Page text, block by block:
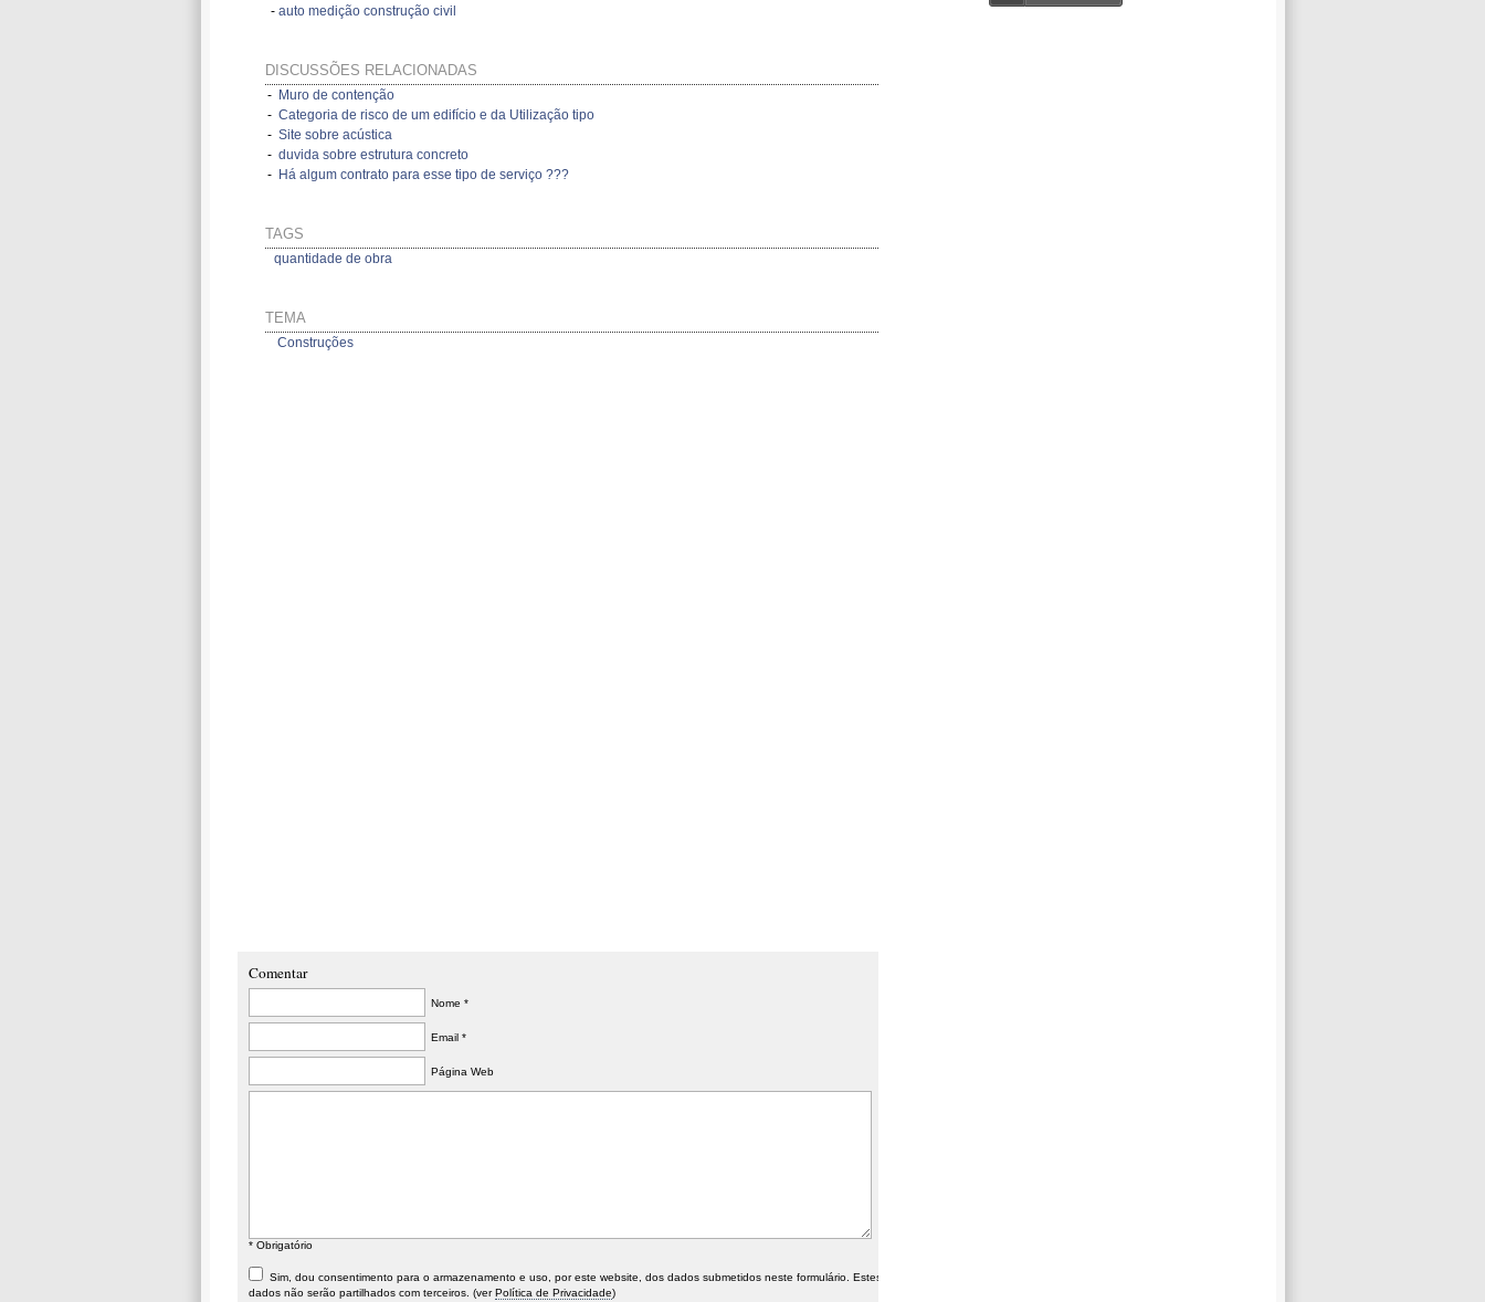
- auto medição construção civil
DISCUSSÕES RELACIONADAS
- Muro de contenção
- Categoria de risco de um edifício e da Utilização tipo
- Site sobre acústica
- duvida sobre estrutura concreto
- Há algum contrato para esse tipo de serviço ???
TAGS
quantidade de obra
TEMA
Construções
Comentar
Nome *
Email *
Página Web
* Obrigatório
Sim, dou consentimento para o armazenamento e uso, por este website, dos dados submetidos neste formulário. Estes
dados não serão partilhados com terceiros. (verPolítica de Privacidade)